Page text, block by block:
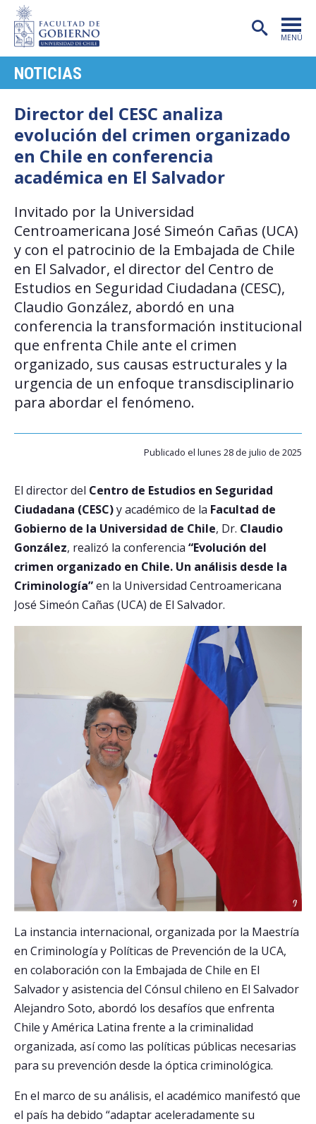
MENÚ
CARRERAS
POSTGRADO
EXTENSIÓN
PUBLICACIONES
CENTROS
ADMISIÓN
Postulantes
Estudiantes
Académicos
Funcionarios
Egresados
NOTICIAS
Director del CESC analiza
evolución del crimen organizado
en Chile en conferencia
académica en El Salvador
Invitado por la Universidad
Centroamericana José Simeón Cañas (UCA)
y con el patrocinio de la Embajada de Chile
en El Salvador, el director del Centro de
Estudios en Seguridad Ciudadana (CESC),
Claudio González, abordó en una
conferencia la transformación institucional
que enfrenta Chile ante el crimen
organizado, sus causas estructurales y la
urgencia de un enfoque transdisciplinario
para abordar el fenómeno.
Publicado el lunes 28 de julio de 2025
El director del Centro de Estudios en Seguridad
Ciudadana (CESC)y académico de la Facultad de
Gobierno de la Universidad de Chile, Dr. Claudio
González, realizó la conferencia “Evolución del
crimen organizado en Chile. Un análisis desde la
Criminología”en la Universidad Centroamericana
José Simeón Cañas (UCA) de El Salvador.
La instancia internacional, organizada por la Maestría
en Criminología y Políticas de Prevención de la UCA,
en colaboración con la Embajada de Chile en El
Salvador y asistencia del Cónsul chileno en El Salvador
Alejandro Soto, abordó los desafíos que enfrenta
Chile y América Latina frente a la criminalidad
organizada, así como las políticas públicas necesarias
para su prevención desde la óptica criminológica.
En el marco de su análisis, el académico manifestó que
el país ha debido “adaptar aceleradamente su